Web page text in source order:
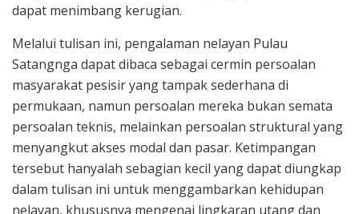
dapat menimbang kerugian.
Melalui tulisan ini, pengalaman nelayan Pulau
Satangnga dapat dibaca sebagai cermin persoalan
masyarakat pesisir yang tampak sederhana di
permukaan, namun persoalan mereka bukan semata
persoalan teknis, melainkan persoalan struktural yang
menyangkut akses modal dan pasar. Ketimpangan
tersebut hanyalah sebagian kecil yang dapat diungkap
dalam tulisan ini untuk menggambarkan kehidupan
nelayan, khususnya mengenai lingkaran utang dan